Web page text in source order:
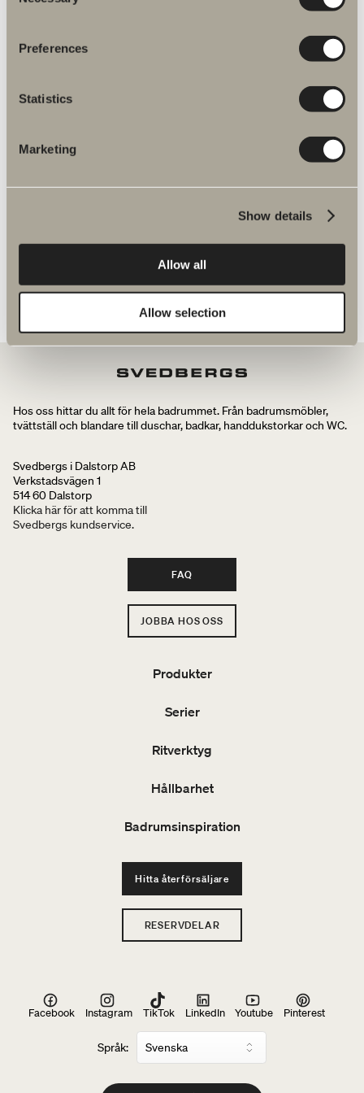
Preferences
Statistics
Marketing
Show details
Allow all
Allow selection
Fler produkter inom Reservdelar
blandare
Halde reservdelar
Hos oss hittar du allt för hela badrummet. Från badrumsmöbler,
tvättställ och blandare till duschar, badkar, handdukstorkar och WC.
Svedbergs i Dalstorp AB
Verkstadsvägen 1
514 60 Dalstorp
Klicka här för att komma till
Svedbergs kundservice.
FAQ
JOBBA HOS OSS
Produkter
Serier
Ritverktyg
Hållbarhet
Badrumsinspiration
Hitta återförsäljare
RESERVDELAR
Språk:
Facebook Instagram TikTok LinkedIn Youtube Pinterest